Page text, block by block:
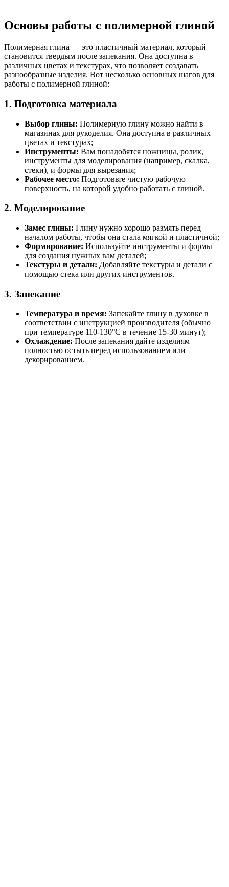
Основы работы с полимерной глиной
Полимерная глина — это пластичный материал, который
становится твердым после запекания. Она доступна в
различных цветах и текстурах, что позволяет создавать
разнообразные изделия. Вот несколько основных шагов для
работы с полимерной глиной:
1. Подготовка материала
Выбор глины: Полимерную глину можно найти в
магазинах для рукоделия. Она доступна в различных
цветах и текстурах;
Инструменты: Вам понадобятся ножницы, ролик,
инструменты для моделирования (например, скалка,
стеки), и формы для вырезания;
Рабочее место: Подготовьте чистую рабочую
поверхность, на которой удобно работать с глиной.
2. Моделирование
Замес глины: Глину нужно хорошо размять перед
началом работы, чтобы она стала мягкой и пластичной;
Формирование: Используйте инструменты и формы
для создания нужных вам деталей;
Текстуры и детали: Добавляйте текстуры и детали с
помощью стека или других инструментов.
3. Запекание
Температура и время: Запекайте глину в духовке в
соответствии с инструкцией производителя (обычно
при температуре 110-130°C в течение 15-30 минут);
Охлаждение: После запекания дайте изделиям
полностью остыть перед использованием или
декорированием.